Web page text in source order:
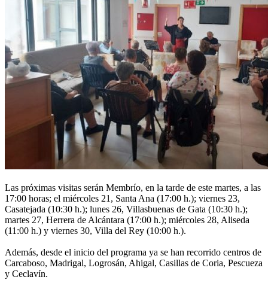
Las próximas visitas serán Membrío, en la tarde de este martes, a las
17:00 horas; el miércoles 21, Santa Ana (17:00 h.); viernes 23,
Casatejada (10:30 h.); lunes 26, Villasbuenas de Gata (10:30 h.);
martes 27, Herrera de Alcántara (17:00 h.); miércoles 28, Aliseda
(11:00 h.) y viernes 30, Villa del Rey (10:00 h.).
Además, desde el inicio del programa ya se han recorrido centros de
Carcaboso, Madrigal, Logrosán, Ahigal, Casillas de Coria, Pescueza
y Ceclavín.